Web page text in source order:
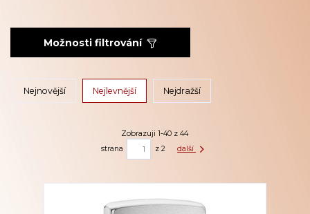
Možnosti filtrování
Nejnovější Nejlevnější Nejdražší
Zobrazuji 1-40 z 44
strana
z 2 další